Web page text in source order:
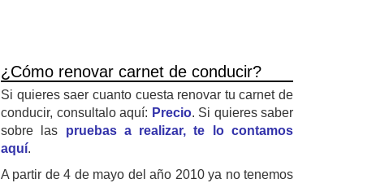
¿Cómo renovar carnet de conducir?
Si quieres saer cuanto cuesta renovar tu carnet de
conducir, consultalo aquí: Precio. Si quieres saber
sobre las pruebas a realizar, te lo contamos
aquí.
A partir de 4 de mayo del año 2010 ya no tenemos